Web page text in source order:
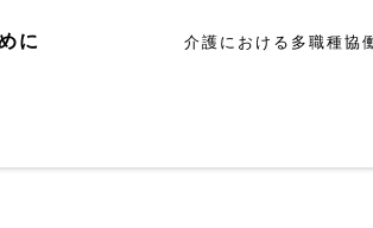
に 介護における多職種協